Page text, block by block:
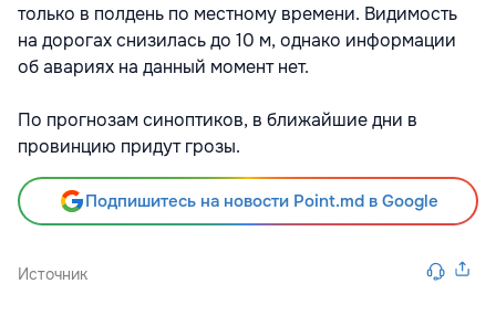
только в полдень по местному времени. Видимость
на дорогах снизилась до 10 м, однако информации
об авариях на данный момент нет.
По прогнозам синоптиков, в ближайшие дни в
провинцию придут грозы.
Подпишитесь на новости Point.md в Google
Источник